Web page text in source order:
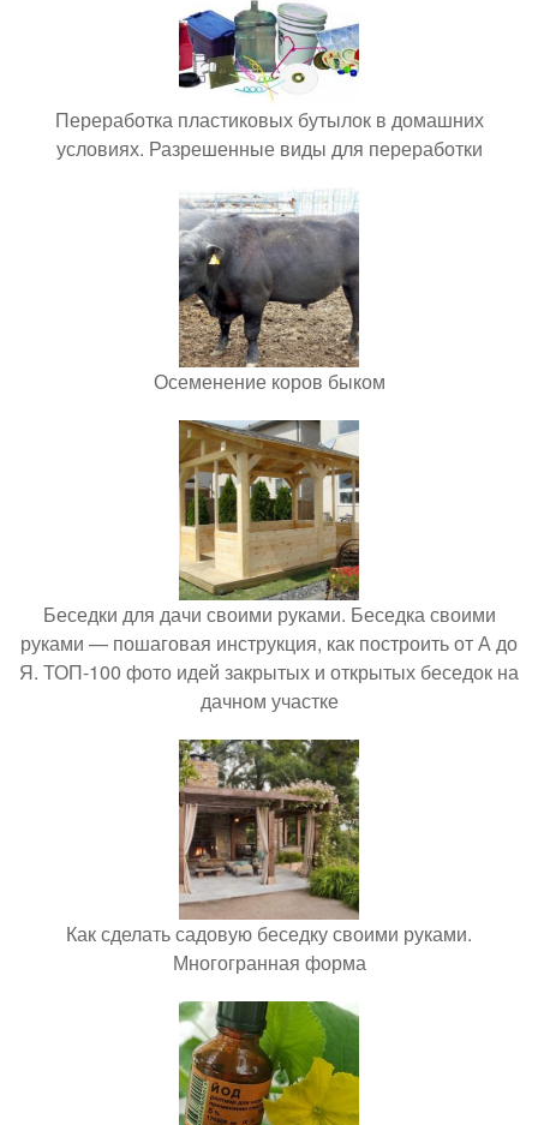
Переработка пластиковых бутылок в домашних
условиях. Разрешенные виды для переработки
Осеменение коров быком
Беседки для дачи своими руками. Беседка своими
руками — пошаговая инструкция, как построить от А до
Я. ТОП-100 фото идей закрытых и открытых беседок на
дачном участке
Как сделать садовую беседку своими руками.
Многогранная форма